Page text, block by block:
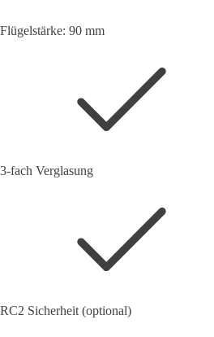
Flügelstärke: 90 mm
3-fach Verglasung
RC2 Sicherheit (optional)